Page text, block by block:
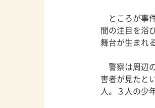
ところが事
間の注目を浴
舞台が生まれる
警察は周辺
害者が見たと
人。３人の少